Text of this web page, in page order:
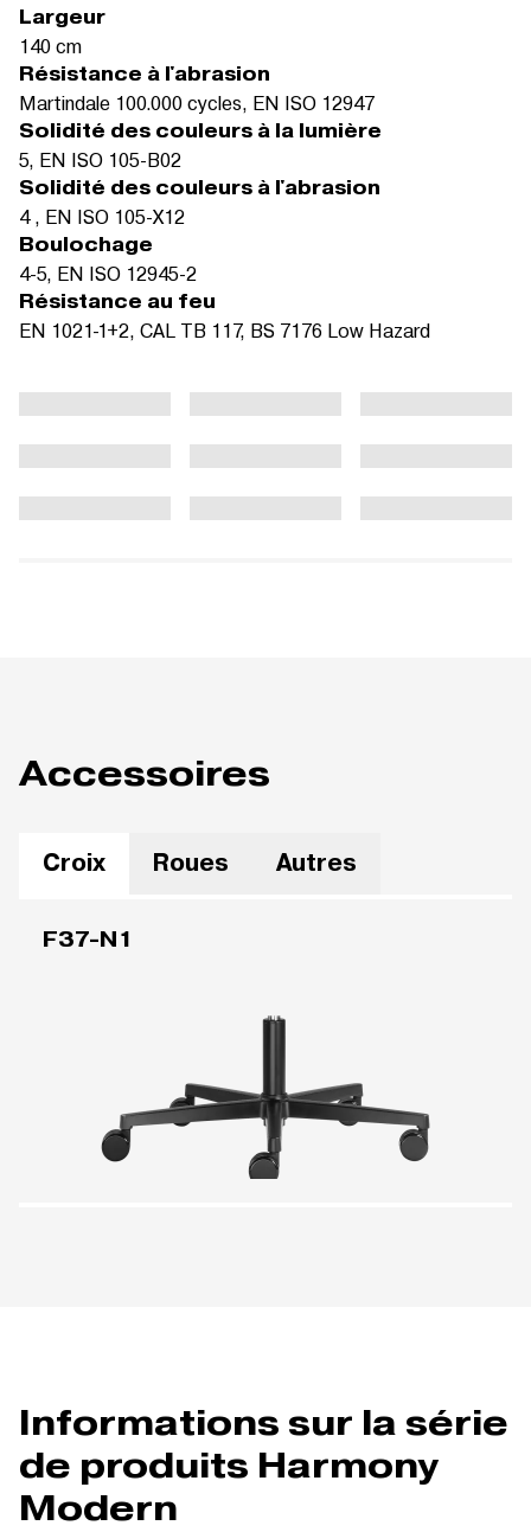
Largeur
140 cm
Résistance à l'abrasion
Martindale 100.000 cycles, EN ISO 12947
Solidité des couleurs à la lumière
5, EN ISO 105-B02
Solidité des couleurs à l'abrasion
4 , EN ISO 105-X12
Boulochage
4-5, EN ISO 12945-2
Résistance au feu
EN 1021-1+2, CAL TB 117, BS 7176 Low Hazard
Accessoires
Croix Roues Autres
F37-N1
Informations sur la série
de produits Harmony
Modern